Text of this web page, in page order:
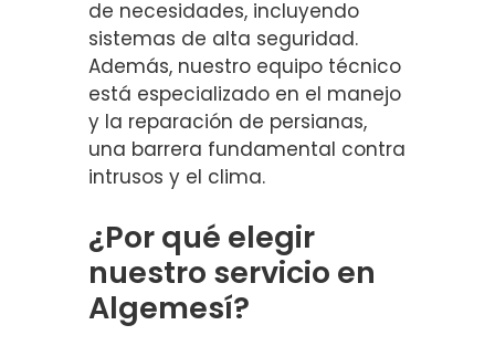
de necesidades, incluyendo
sistemas de alta seguridad.
Además, nuestro equipo técnico
está especializado en el manejo
y la reparación de persianas,
una barrera fundamental contra
intrusos y el clima.
¿Por qué elegir
nuestro servicio en
Algemesí?